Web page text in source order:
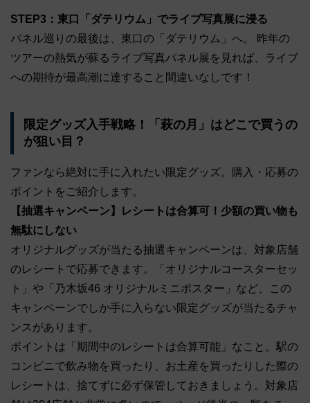
STEP3：東口「ダテリウム」でライブ写真展に浸る
パネル巡りの最後は、東口の「ダテリウム」へ。 昨年の
ツアーの熱気が蘇るライブ写真パネル展を見れば、ライブ
への期待が最高潮に達すること間違いなしです！
限定グッズ入手戦略！「萩の月」はどこで買うの
が狙い目？
ファンなら絶対に手に入れたい限定グッズ。購入・応募の
ポイントをご紹介します。
【抽選キャンペーン】レシートは合算可！少額の買い物も
無駄にしない
オリジナルグッズが当たる抽選キャンペーンは、対象店舗
のレシートで応募できます。「オリジナルコースターセッ
ト」や「乃木坂46 オリジナルミニポスター」など、この
キャンペーンでしか手に入らない限定グッズが当たるチャ
ンスがあります。
ポイントは「期間中のレシートは合算可能」なこと。駅の
コンビニで飲み物を買ったり、お土産を買ったりした際の
レシートは、捨てずに必ず保管しておきましょう。対象店